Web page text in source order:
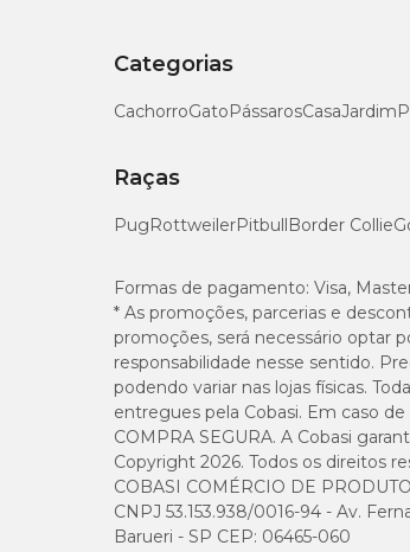
Categorias
CachorroGatoPássarosCasaJardim
Raças
PugRottweilerPitbullBorder Collie
Formas de pagamento: Visa,
* As promoções, parcerias e
promoções, será necessário optar
responsabilidade nesse sentido.
podendo variar nas lojas físicas.
entregues pela Cobasi. Em caso
COMPRA SEGURA. A Cobasi
Copyright 2026. Todos os direitos
COBASI COMÉRCIO DE
CNPJ 53.153.938/0016-94 - Av.
Barueri - SP CEP: 06465-060